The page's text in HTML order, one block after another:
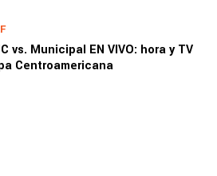
vs. Municipal EN VIVO: hora y TV
Centroamericana